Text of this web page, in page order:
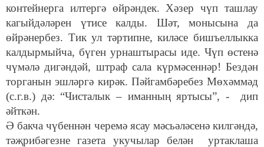
контейнерга илтергә өйрәндек. Хәзер чүп ташлау
кагыйдәләрен үтисе калды. Шәт, монысына да
өйрәнербез. Тик ул тәртипне, киләсе бишъеллыкка
калдырмыйча, бүген урнаштырасы иде. Чүп өстенә
чүмәлә дигәндәй, штраф сала күрмәсеннәр! Бездән
торганын эшләргә кирәк. Пәйгамбәребез Мөхәммәд
(с.г.в.) дә: “Чисталык – иманның яртысы”, - дип
әйткән.
Ә бакча чүбеннән черемә ясау мәсьәләсенә килгәндә,
тәҗрибәгезне газета укучылар белән уртаклаша